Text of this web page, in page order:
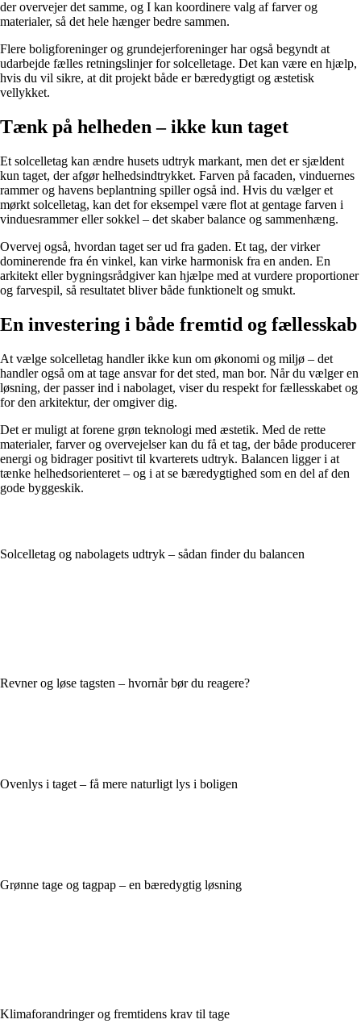
der overvejer det samme, og I kan koordinere valg af farver og
materialer, så det hele hænger bedre sammen.
Flere boligforeninger og grundejerforeninger har også begyndt at
udarbejde fælles retningslinjer for solcelletage. Det kan være en hjælp,
hvis du vil sikre, at dit projekt både er bæredygtigt og æstetisk
vellykket.
Tænk på helheden – ikke kun taget
Et solcelletag kan ændre husets udtryk markant, men det er sjældent
kun taget, der afgør helhedsindtrykket. Farven på facaden, vinduernes
rammer og havens beplantning spiller også ind. Hvis du vælger et
mørkt solcelletag, kan det for eksempel være flot at gentage farven i
vinduesrammer eller sokkel – det skaber balance og sammenhæng.
Overvej også, hvordan taget ser ud fra gaden. Et tag, der virker
dominerende fra én vinkel, kan virke harmonisk fra en anden. En
arkitekt eller bygningsrådgiver kan hjælpe med at vurdere proportioner
og farvespil, så resultatet bliver både funktionelt og smukt.
En investering i både fremtid og fællesskab
At vælge solcelletag handler ikke kun om økonomi og miljø – det
handler også om at tage ansvar for det sted, man bor. Når du vælger en
løsning, der passer ind i nabolaget, viser du respekt for fællesskabet og
for den arkitektur, der omgiver dig.
Det er muligt at forene grøn teknologi med æstetik. Med de rette
materialer, farver og overvejelser kan du få et tag, der både producerer
energi og bidrager positivt til kvarterets udtryk. Balancen ligger i at
tænke helhedsorienteret – og i at se bæredygtighed som en del af den
gode byggeskik.
Solcelletag og nabolagets udtryk – sådan finder du balancen
Revner og løse tagsten – hvornår bør du reagere?
Ovenlys i taget – få mere naturligt lys i boligen
Grønne tage og tagpap – en bæredygtig løsning
Klimaforandringer og fremtidens krav til tage